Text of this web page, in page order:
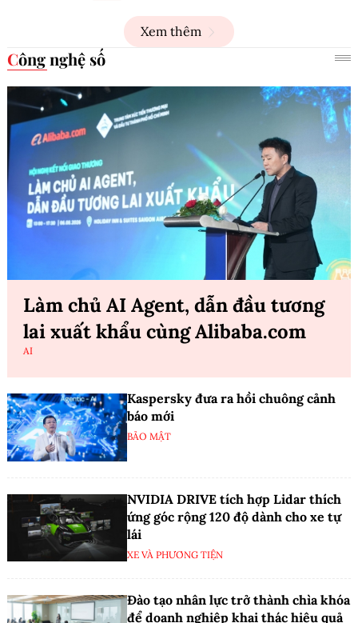
Xem thêm
Công nghệ số
Làm chủ AI Agent, dẫn đầu tương
lai xuất khẩu cùng Alibaba.com
AI
Kaspersky đưa ra hồi chuông cảnh
báo mới
BẢO MẬT
NVIDIA DRIVE tích hợp Lidar thích
ứng góc rộng 120 độ dành cho xe tự
lái
XE VÀ PHƯƠNG TIỆN
Đào tạo nhân lực trở thành chìa khóa
để doanh nghiệp khai thác hiệu quả